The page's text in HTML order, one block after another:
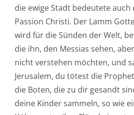
die ewige Stadt bedeutete auch
Passion Christi. Der Lamm
wird für die Sünden der Welt,
die ihn, den Messias sehen,
nicht verstehen möchten, und
Jerusalem, du tötest die
die Boten, die zu dir gesandt
deine Kinder sammeln, so wie